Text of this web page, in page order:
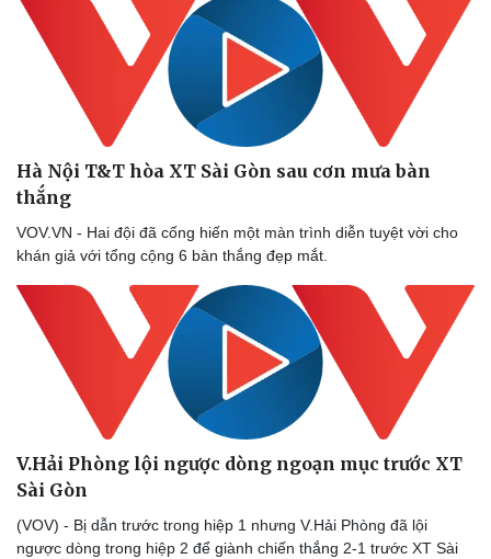
Hà Nội T&T hòa XT Sài Gòn sau cơn mưa bàn
thắng
VOV.VN - Hai đội đã cống hiến một màn trình diễn tuyệt vời cho
khán giả với tổng cộng 6 bàn thắng đẹp mắt.
V.Hải Phòng lội ngược dòng ngoạn mục trước XT
Sài Gòn
(VOV) - Bị dẫn trước trong hiệp 1 nhưng V.Hải Phòng đã lội
ngược dòng trong hiệp 2 để giành chiến thắng 2-1 trước XT Sài